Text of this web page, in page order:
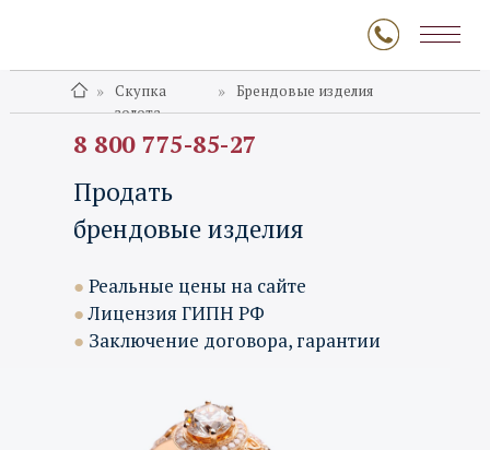
Скупка
золота
Брендовые изделия
» »
Брендовые изделия
8 800 775-85-27
● Реальные цены на сайте
●Лицензия ГИПН РФ
● Заключение договора, гарантии
Продать
брендовые изделия